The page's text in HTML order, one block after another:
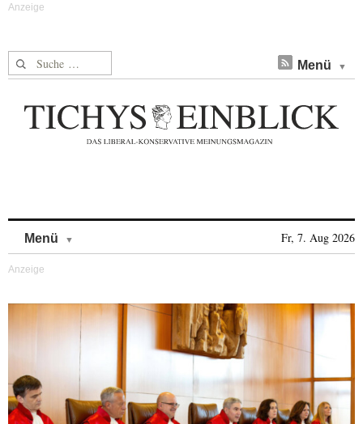
Suche nach: Menü
Menü Fr, 7. Aug 2026